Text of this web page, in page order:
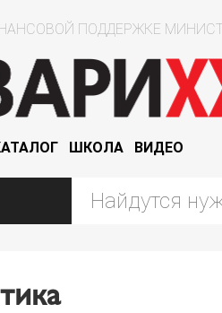
ПОДДЕРЖКЕ
ШКОЛА ВИДЕО